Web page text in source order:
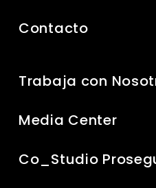
Contacto
Trabaja con
Media Center
Co_Studio